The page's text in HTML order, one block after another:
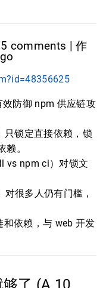
comments | 作
防御 npm 供应链攻
锁定直接依赖，锁
。
vs npm ci）对锁文
很多人仍有门槛，
依赖，与 web 开发
了 (A 10